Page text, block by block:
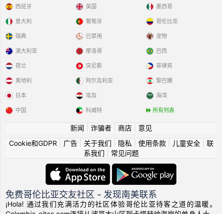
西班牙
意大利
瑞典
英国
葡萄牙
已禁用
墨西哥
哥伦比亚
宠物
澳大利亚
荷兰
奥地利
日本
中国
摩洛哥
突尼斯
阿尔及利亚
埃及
科威特
巴西
菲律宾
黎巴嫩
海湾
所有列表
新闻 诈骗者| 商店| 意见
Cookie和GDPR
广告| 关于我们 隐私 使用条款| 儿童安全| 联
系我们
常见问题
免费哥伦比亚交友社区 - 发现南美联系
¡Hola! 通过我们充满活力的社区体验哥伦比亚待客之道的温暖。